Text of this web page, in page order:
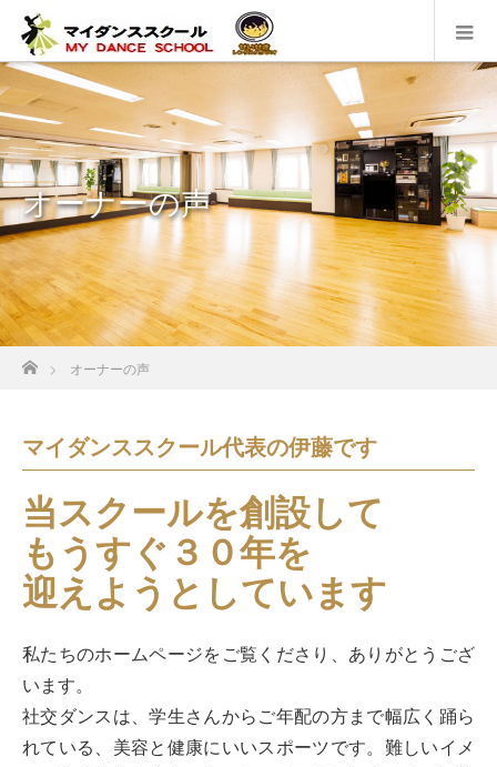
オーナーの声
オーナーの声
マイダンススクール代表の伊藤です
当スクールを創設して
もうすぐ３０年を
迎えようとしています
私たちのホームページをご覧くださり、ありがとうござ
います。
社交ダンスは、学生さんからご年配の方まで幅広く踊ら
れている、美容と健康にいいスポーツです。難しいイメ